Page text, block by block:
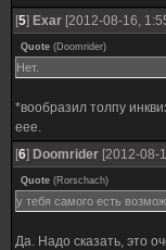
[5] Exar [2012-08-16,
Quote (Doomrider)
Нет.
*вообразил толпу
еее.
[6] Doomrider [2012-08-
Quote (Rorschach)
у тебя самого есть
Да. Надо сказать, это